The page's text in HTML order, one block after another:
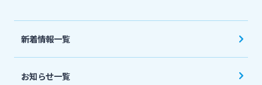
株主・投資家の皆さま
新着情報一覧
お知らせ一覧